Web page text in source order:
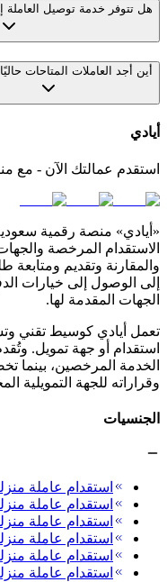
هل تتوفر خدمة توصيل
أين أجد العاملات المتاحات
أيادي
استقدم عمالتك الآن - مع
«أيادي» منصة رقمية
الاستقدام المرخصة
والمقارنة وتقديم ومتابعة
إلى الوصول إلى خيارات
الجهات المقدمة لها.
تعمل أيادي كوسيط تقني
استقدام أو جهة تمويل.
الخدمة المرخصين، بينما
وقراراته للجهة التمويلية
الجنسيات
استقدام عاملة
استقدام عاملة
استقدام عاملة
استقدام عاملة
استقدام عاملة
استقدام عاملة